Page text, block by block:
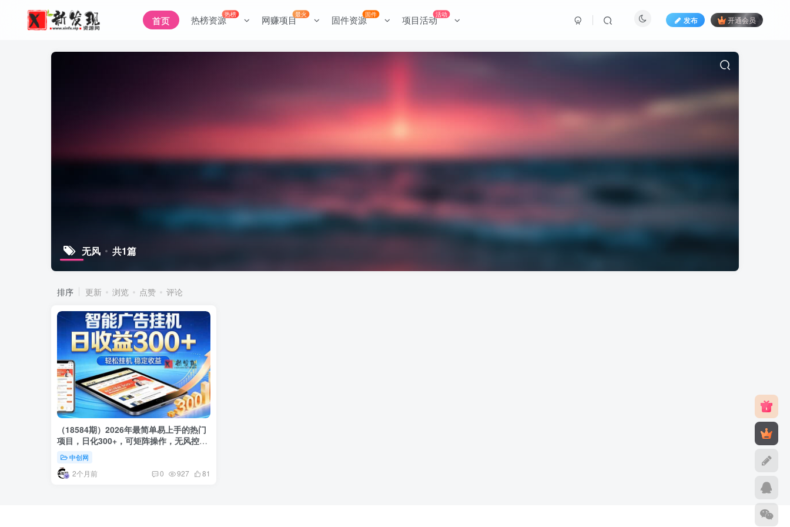
首页 热榜资源热榜 网赚项目最火 固件资源固件 项目活动活动
发布 开通会员
无风 共1篇
排序 更新 浏览 点赞 评论
（18584期）2026年最简单易上手的热门
项目，日化300+，可矩阵操作，无风控危
中创网
2个月前 0 927 81